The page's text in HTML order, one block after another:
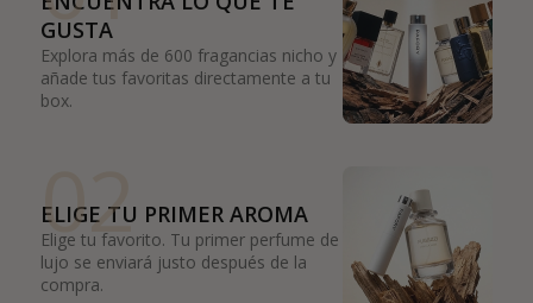
GUSTA
Explora más de 600 fragancias nicho y
añade tus favoritas directamente a tu
box.
02
ELIGE TU PRIMER AROMA
Elige tu favorito. Tu primer perfume de
lujo se enviará justo después de la
compra.